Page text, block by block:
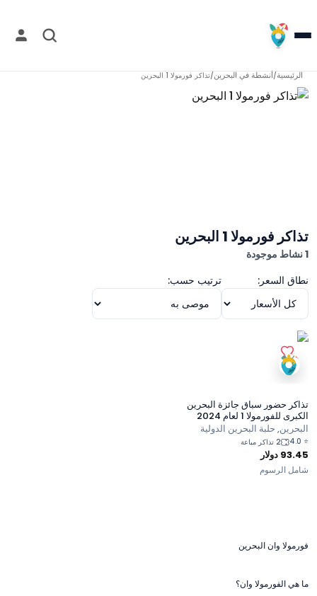
الرئيسية/أنشطة في البحرين/تذاكر فورمولا 1 البحرين
تذاكر فورمولا 1 البحرين
1 نشاط موجودة
نطاق السعر:
ترتيب حسب:
تذاكر حضور سباق جائزة البحرين
الكبرى للفورمولا 1 لعام 2024
البحرين, حلبة البحرين الدولية
⭐
4.0 2 تذاكر مباعة
93.45 دولار
شامل الرسوم
فورمولا وان البحرين
ما هي الفورمولا وان؟